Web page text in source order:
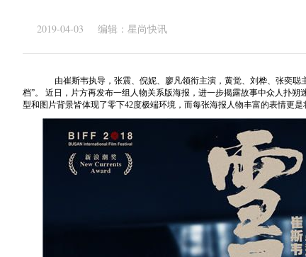
2019-04-03 编辑：星尚快讯
由崔斯韦执导，张震、倪妮、廖凡领衔主演，黄觉、刘桦、张奕
档”。
近日，片方再发布一组人物关系版海报，进一步揭露故事中众人扑
型和图片背景皆体现了零下42度极端环境，而每张海报人物丰富的表情更是